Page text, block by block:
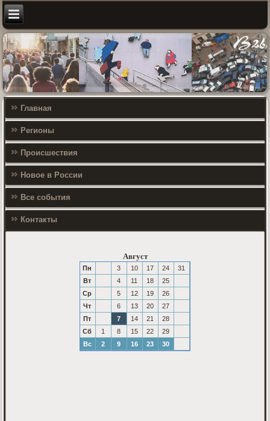
Главная
Регионы
Происшествия
Новое в России
Все события
Контакты
Август
Пн 3 10 17 24
31
Вт
4 11 18
25
Ср
5 12 19
26
Чт
6 13 20
27
Пт
7 14 21
28
Сб
1 8 15 22
29
Вс
2 9 16 23 30